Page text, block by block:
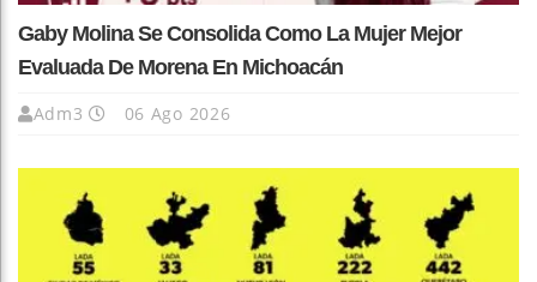
Gaby Molina Se Consolida Como La Mujer Mejor
Evaluada De Morena En Michoacán
Adm3 06 Ago 2026